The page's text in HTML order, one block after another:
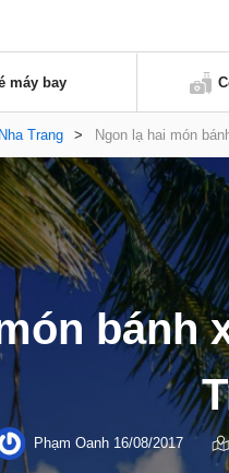
máy bay
Nha Trang > Ngon lạ hai món
bánh
Phạm Oanh16/08/2017